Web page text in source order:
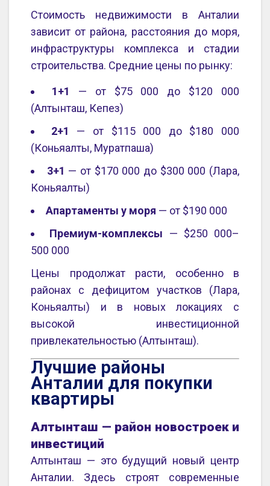
Стоимость недвижимости в Анталии
зависит от района, расстояния до моря,
инфраструктуры комплекса и стадии
строительства. Средние цены по рынку:
1+1
— от $75 000 до $120 000
(Алтынташ, Кепез)
2+1
— от $115 000 до $180 000
(Коньяалты, Муратпаша)
3+1 — от $170 000 до $300 000 (Лара,
Коньяалты)
Апартаменты у моря — от $190 000
Премиум-комплексы — $250 000–
500 000
Цены продолжат расти, особенно в
районах с дефицитом участков (Лара,
Коньяалты) и в новых локациях с
высокой инвестиционной
привлекательностью (Алтынташ).
Лучшие районы
Анталии для покупки
квартиры
Алтынташ — район новостроек и
инвестиций
Алтынташ — это будущий новый центр
Анталии. Здесь строят современные